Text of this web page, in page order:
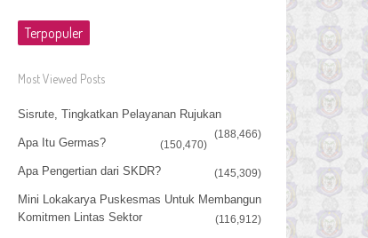
Terpopuler
Most Viewed Posts
Sisrute, Tingkatkan Pelayanan Rujukan
(188,466)
Apa Itu Germas? (150,470)
Apa Pengertian dari SKDR? (145,309)
Mini Lokakarya Puskesmas Untuk Membangun
Komitmen Lintas Sektor
(116,912)